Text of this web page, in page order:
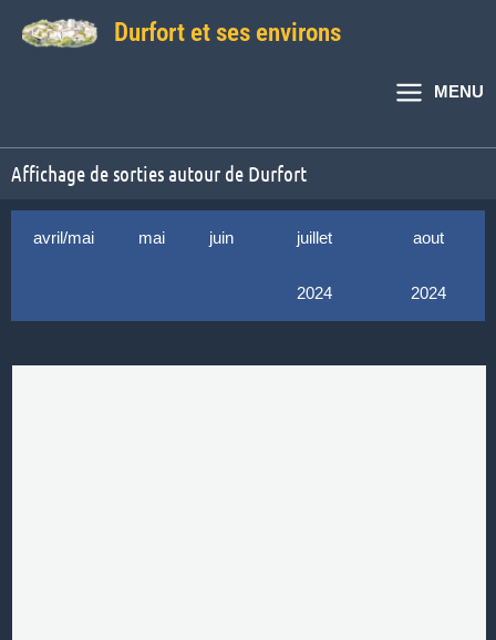
Durfort et ses environs
MENU
Affichage de sorties autour de Durfort
avril/mai mai juin juillet
2024
aout
2024